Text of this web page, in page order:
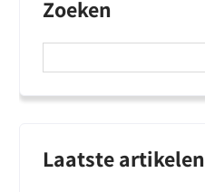
Zoeken
Laatste artikelen